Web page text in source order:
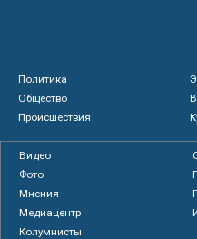
Политика
Общество
Происшествия
Видео
Фото
Мнения
Медиацентр
Колумнисты